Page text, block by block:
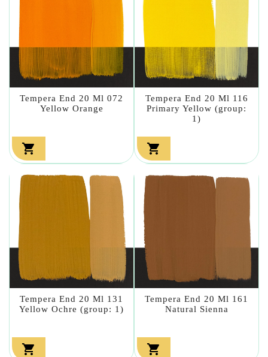
Tempera End 20 Ml 072
Yellow Orange

Tempera End 20 Ml 116
Primary Yellow (group:
1)

Tempera End 20 Ml 131
Yellow Ochre (group: 1)

Tempera End 20 Ml 161
Natural Sienna
